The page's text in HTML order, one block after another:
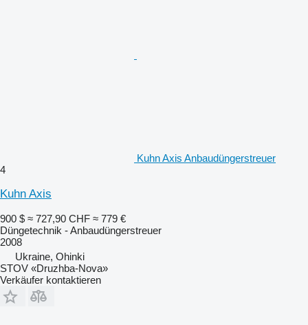
Kuhn Axis Anbaudüngerstreuer
4
Kuhn Axis
900 $ ≈ 727,90 CHF ≈ 779 €
Düngetechnik - Anbaudüngerstreuer
2008
Ukraine, Ohinki
STOV «Druzhba-Nova»
Verkäufer kontaktieren